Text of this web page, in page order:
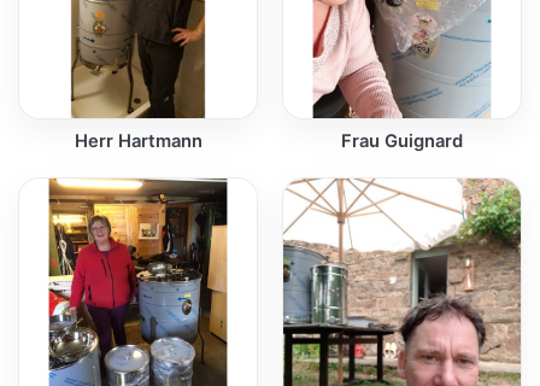
Herr Hartmann Frau Guignard